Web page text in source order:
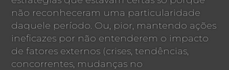
não reconheceram uma particularidade
daquele período. Ou, pior, mantendo ações
ineficazes por não entenderem o impacto
de fatores externos (crises, tendências,
concorrentes, mudanças no